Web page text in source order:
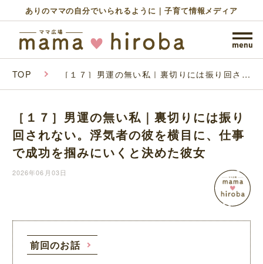
ありのママの自分でいられるように｜子育て情報メディア
TOP ［１７］男運の無い私｜裏切りには振り回され
にいくと決めた彼女
［１７］男運の無い私｜裏切りには振り
回されない。浮気者の彼を横目に、仕事
で成功を掴みにいくと決めた彼女
2026年06月03日
前回のお話